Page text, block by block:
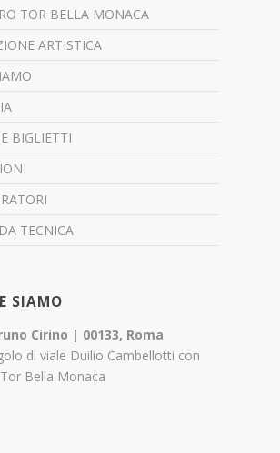
TOR BELLA MONACA
ARTISTICA
BIGLIETTI
TECNICA
SIAMO
Cirino | 00133, Roma
di viale Duilio Cambellotti con
Bella Monaca